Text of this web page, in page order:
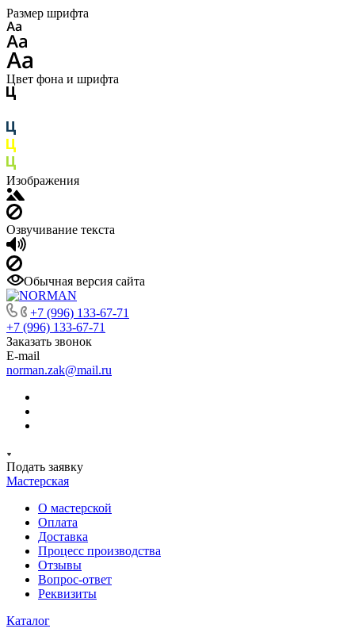
Размер шрифта
Цвет фона и шрифта
Изображения
Озвучивание текста
Обычная версия сайта
+7 (996) 133-67-71
+7 (996) 133-67-71
Заказать звонок
E-mail
norman.zak@mail.ru
Подать заявку
Мастерская
О мастерской
Оплата
Доставка
Процесс производства
Отзывы
Вопрос-ответ
Реквизиты
Каталог